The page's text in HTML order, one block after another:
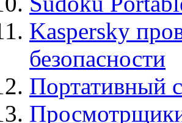
Kaspersky
безопасности
Портативный